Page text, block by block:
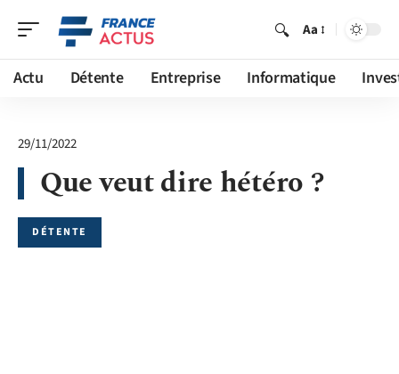
Aa
Actu Détente Entreprise Informatique
29/11/2022
Que veut dire hétéro ?
DÉTENTE